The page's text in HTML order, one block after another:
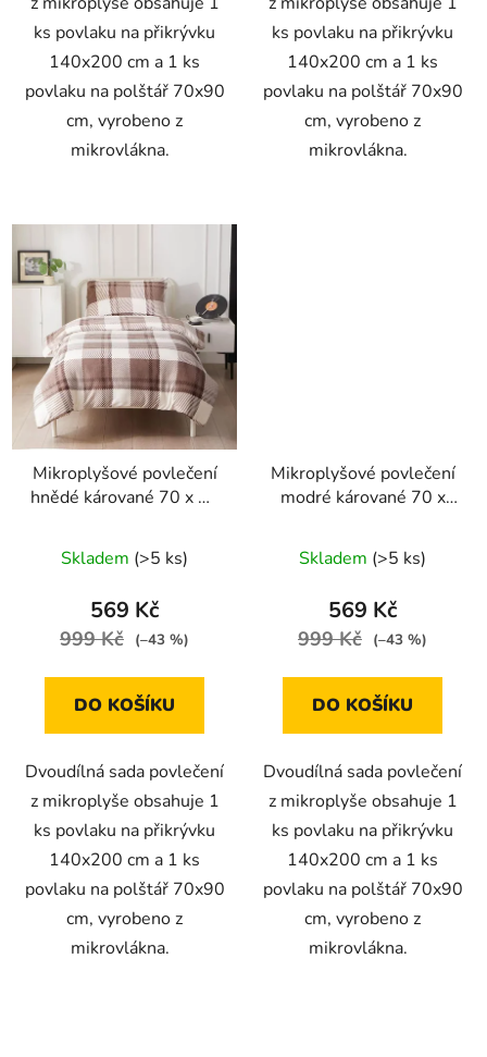
ks povlaku na přikrývku
140x200 cm a 1 ks
povlaku na polštář 70x90
cm, vyrobeno z
mikrovlákna.
ks povlaku na přikrývku
140x200 cm a 1 ks
povlaku na polštář 70x90
cm, vyrobeno z
mikrovlákna.
Mikroplyšové povlečení
hnědé kárované 70 x 90
Skladem (>5 ks)
569 Kč
999 Kč (–43 %)
DO KOŠÍKU
Dvoudílná sada povlečení
z mikroplyše obsahuje 1
ks povlaku na přikrývku
140x200 cm a 1 ks
povlaku na polštář 70x90
cm, vyrobeno z
mikrovlákna.
Mikroplyšové povlečení
modré kárované 70 x
Skladem (>5 ks)
569 Kč
999 Kč (–43 %)
DO KOŠÍKU
Dvoudílná sada povlečení
z mikroplyše obsahuje 1
ks povlaku na přikrývku
140x200 cm a 1 ks
povlaku na polštář 70x90
cm, vyrobeno z
mikrovlákna.